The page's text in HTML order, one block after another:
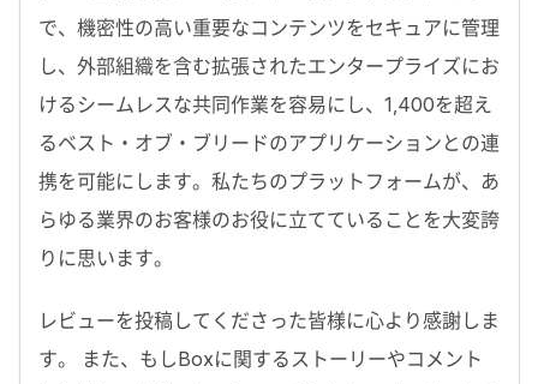
で、機密性の高い重要なコンテンツをセキュアに管理
し、外部組織を含む拡張されたエンタープライズにお
けるシームレスな共同作業を容易にし、1,400を超え
るベスト・オブ・ブリードのアプリケーションとの連
携を可能にします。私たちのプラットフォームが、あ
らゆる業界のお客様のお役に立てていることを大変誇
りに思います。
レビューを投稿してくださった皆様に心より感謝しま
す。 また、もしBoxに関するストーリーやコメント